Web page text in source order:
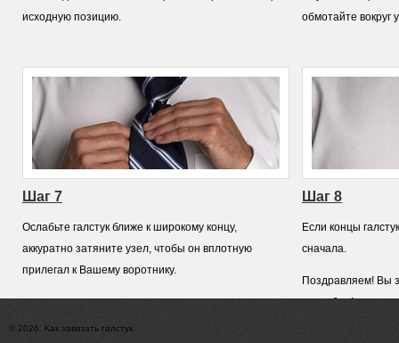
исходную позицию.
обмотайте вокруг
Шаг 7
Ослабьте галстук ближе к широкому концу,
аккуратно затяните узел, чтобы он вплотную
прилегал к Вашему воротнику.
Шаг 8
Если концы
сначала.
Поздравляем! Вы
способом!
© 2026. Как завязать галстук.